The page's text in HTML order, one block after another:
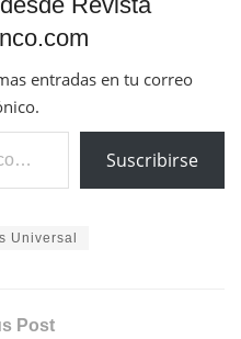
entradas en tu correo
Suscribirse
Universal
Post